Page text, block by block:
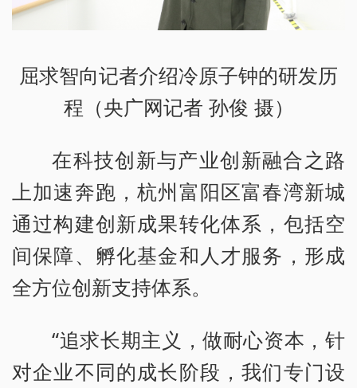
屈求智向记者介绍冷原子钟的研发历
程（央广网记者 孙俊 摄）
在科技创新与产业创新融合之路
上加速奔跑，杭州富阳区富春湾新城
通过构建创新成果转化体系，包括空
间保障、孵化基金和人才服务，形成
全方位创新支持体系。
“追求长期主义，做耐心资本，针
对企业不同的成长阶段，我们专门设